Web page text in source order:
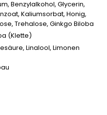
Benzylalkohol, Glycerin,
Kaliumsorbat, Honig,
Trehalose, Ginkgo Biloba
(Klette)
Linalool, Limonen